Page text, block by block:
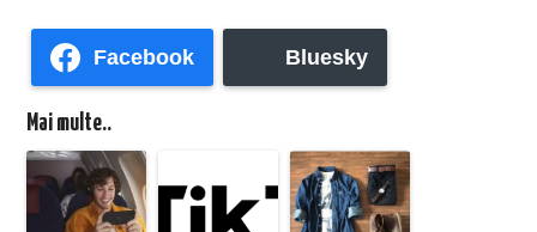
Facebook Bluesky
Mai multe..